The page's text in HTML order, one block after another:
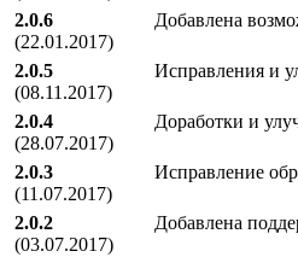
2.0.6
(22.01.2017)
Добавлена
2.0.5
(08.11.2017)
Исправления и
2.0.4
(28.07.2017)
Доработки и
2.0.3
(11.07.2017)
Исправление
2.0.2
(03.07.2017)
Добавлена